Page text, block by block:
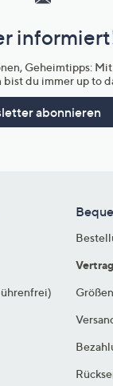
Geheimtipps:
bist du immer up to
abonnieren